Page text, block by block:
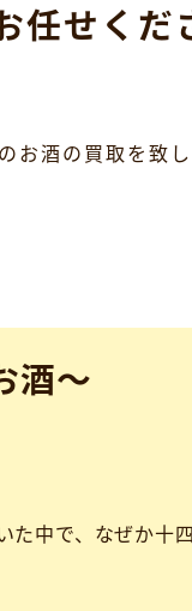
任せくだ
酒の買取を致し
酒～
中で、なぜか十